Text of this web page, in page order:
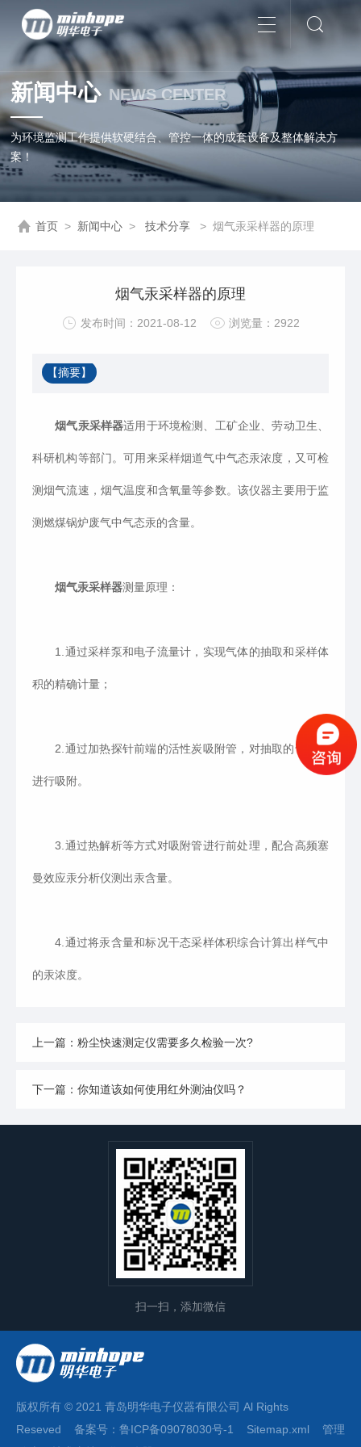
新闻中心 NEWS CENTER
为环境监测工作提供软硬结合、管控一体的成套设备及整体解决方
案！
首页 > 新闻中心 > 技术分享 > 烟气汞采样器的原理
烟气汞采样器的原理
发布时间：2021-08-12 浏览量：2922
【摘要】
烟气汞采样器适用于环境检测、工矿企业、劳动卫生、
科研机构等部门。可用来采样烟道气中气态汞浓度，又可检
测烟气流速，烟气温度和含氧量等参数。该仪器主要用于监
测燃煤锅炉废气中气态汞的含量。
烟气汞采样器测量原理：
1.通过采样泵和电子流量计，实现气体的抽取和采样体
积的精确计量；
2.通过加热探针前端的活性炭吸附管，对抽取的气态汞
进行吸附。
3.通过热解析等方式对吸附管进行前处理，配合高频塞
曼效应汞分析仪测出汞含量。
4.通过将汞含量和标况干态采样体积综合计算出样气中
的汞浓度。
上一篇：粉尘快速测定仪需要多久检验一次?
下一篇：你知道该如何使用红外测油仪吗？
扫一扫，添加微信
版权所有 © 2021 青岛明华电子仪器有限公司 Al Rights
Reseved 备案号： 鲁ICP备09078030号-1 Sitemap.xml
管理